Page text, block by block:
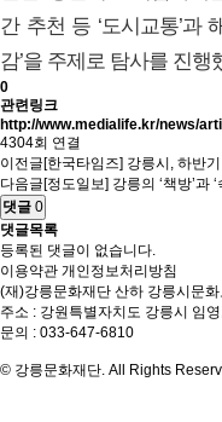
간 추천 등 ‘도시교통’과
감’을 주제로 탐사를 진행
0
관련링크
http://www.medialife.kr/news/
4304회 연결
이전글[한국타임즈] 강릉시, 하반
다음글[정도일보] 강릉의 ‘책방’과
댓글 0
댓글목록
등록된 댓글이 없습니다.
이용약관 개인정보처리방침
(재)강릉문화재단 산하 강릉시문
주소 : 강원특별자치도 강릉시 임
문의 : 033-647-6810
© 강릉문화재단. All Rights